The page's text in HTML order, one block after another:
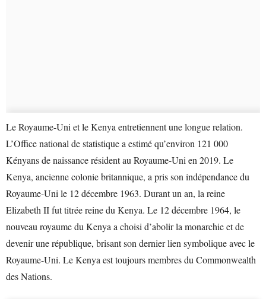
Le Royaume-Uni et le Kenya entretiennent une longue relation.
L’Office national de statistique a estimé qu’environ 121 000
Kényans de naissance résident au Royaume-Uni en 2019. Le
Kenya, ancienne colonie britannique, a pris son indépendance du
Royaume-Uni le 12 décembre 1963. Durant un an, la reine
Elizabeth II fut titrée reine du Kenya. Le 12 décembre 1964, le
nouveau royaume du Kenya a choisi d’abolir la monarchie et de
devenir une république, brisant son dernier lien symbolique avec le
Royaume-Uni. Le Kenya est toujours membres du Commonwealth
des Nations.